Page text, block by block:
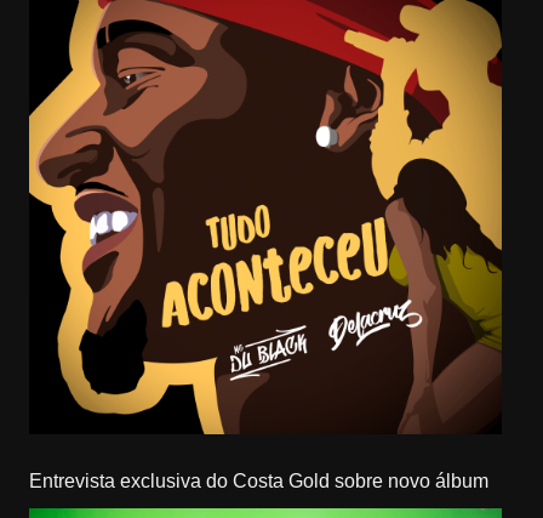
Entrevista exclusiva do Costa Gold sobre novo álbum